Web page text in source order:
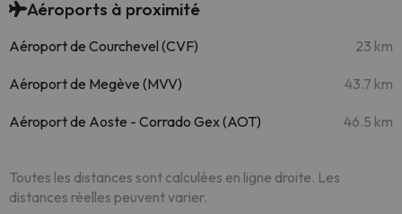
Aéroports à proximité
Aéroport de Courchevel (CVF) 23 km
Aéroport de Megève (MVV) 43.7 km
Aéroport de Aoste - Corrado Gex (AOT) 46.5 km
Toutes les distances sont calculées en ligne droite. Les
distances réelles peuvent varier.